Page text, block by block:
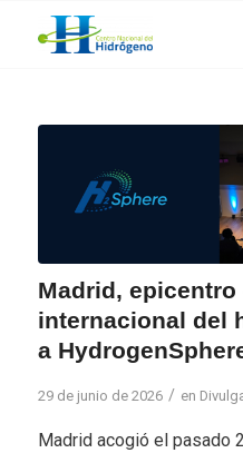
Madrid,
internacional del
a
29 de junio de 2026 / en
Madrid acogió el pasado